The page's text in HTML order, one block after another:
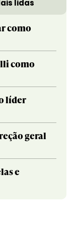
lidas
como
como
líder
geral
e